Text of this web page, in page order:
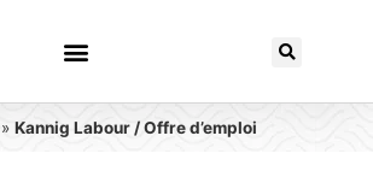
» Kannig Labour / Offre d’emploi